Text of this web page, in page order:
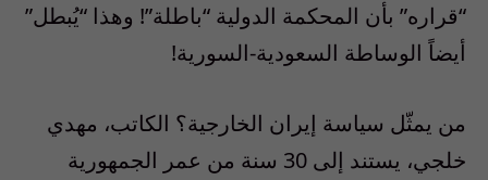
“قراره” بأن المحكمة الدولية “باطلة”! وهذا “يُبطل”
أيضاً الوساطة السعودية-السورية!
من يمثّل سياسة إيران الخارجية؟ الكاتب، مهدي
خلجي، يستند إلى 30 سنة من عمر الجمهورية